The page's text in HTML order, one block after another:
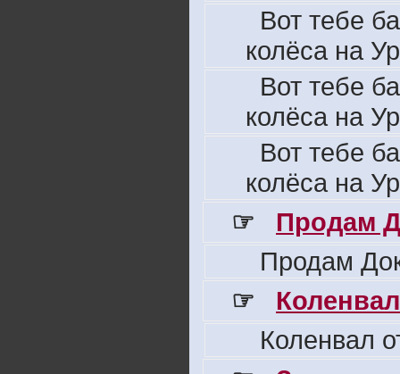
Вот тебе
колёса на
Вот тебе
колёса на
Вот тебе
колёса на
☞
Продам
Продам
☞
Коленвал